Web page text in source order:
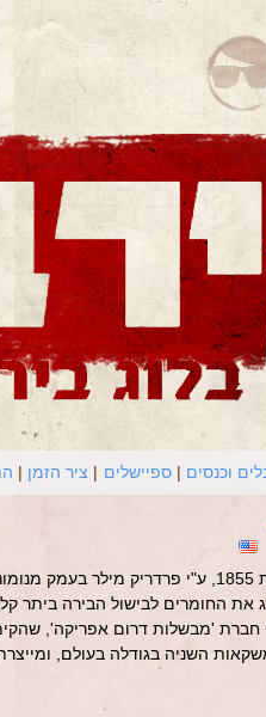
וכנסים ספיישלים ציר הזמן
החומרים לבישול הבירה ביתר
השניה בגודלה בעולם,